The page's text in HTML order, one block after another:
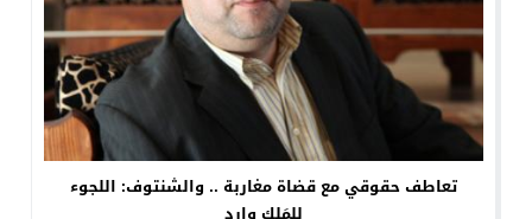
تعاطف حقوقي مع قضاة مغاربة .. والشنتوف: اللجوء